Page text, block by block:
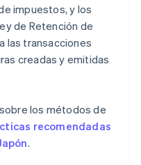
impuestos, y los
de Retención de
las transacciones
creadas y emitidas
los métodos de
recomendadas
.